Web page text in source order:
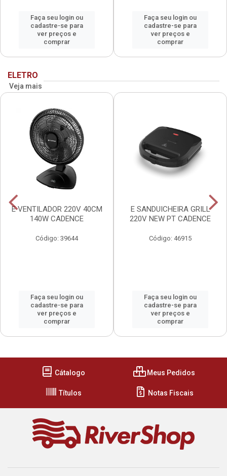
Faça seu login ou
cadastre-se para
ver preços e
comprar
Faça seu login ou
cadastre-se para
ver preços e
comprar
ELETRO
Veja mais
E VENTILADOR 220V 40CM
140W CADENCE
Código: 39644
Faça seu login ou
cadastre-se para
ver preços e
comprar
E SANDUICHEIRA GRILL
220V NEW PT CADENCE
Código: 46915
Faça seu login ou
cadastre-se para
ver preços e
comprar
Cátalogo Meus Pedidos
Títulos Notas Fiscais